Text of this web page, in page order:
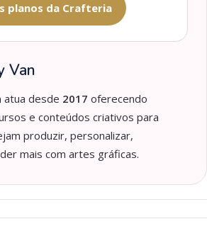
planos da Crafteria
Van
atua desde 2017 oferecendo
e conteúdos criativos para
produzir, personalizar,
mais com artes gráficas.